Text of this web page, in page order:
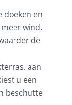
doeken en
wind.
de
aan
u een
beschutte